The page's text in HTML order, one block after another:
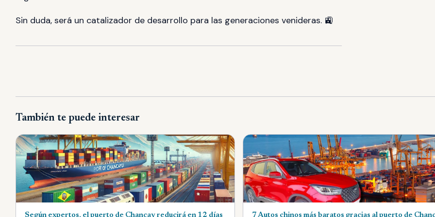
Sin duda, será un catalizador de desarrollo para las generaciones venideras. 🚉
También te puede interesar
Según expertos, el puerto de Chancay reducirá en 12 días 7 Autos chinos más baratos gracias al puerto de